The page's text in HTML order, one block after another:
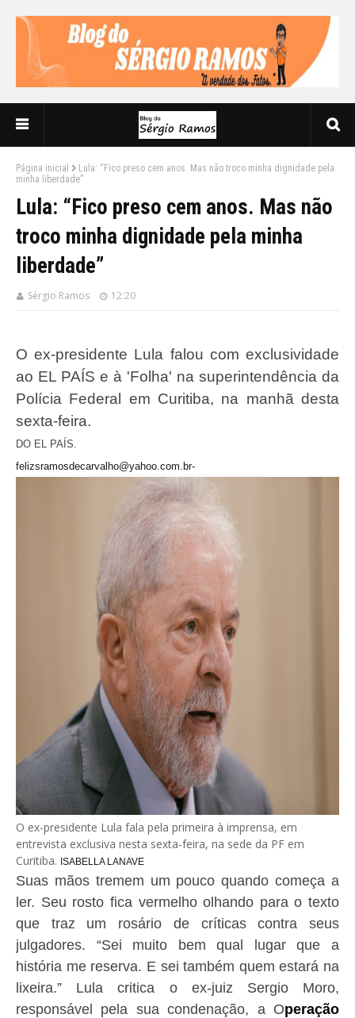
Página inicial
Lula: “Fico preso cem anos. Mas não troco minha dignidade pela
minha liberdade”
Lula: “Fico preso cem anos. Mas não
troco minha dignidade pela minha
liberdade”
Sérgio Ramos 12:20
O ex-presidente Lula falou com exclusividade
ao EL PAÍS e à 'Folha' na superintendência da
Polícia Federal em Curitiba, na manhã desta
sexta-feira.
DO EL PAÍS.
felizsramosdecarvalho@yahoo.com.br-
O ex-presidente Lula fala pela primeira à imprensa, em
entrevista exclusiva nesta sexta-feira, na sede da PF em
Curitiba. ISABELLA LANAVE
Suas mãos tremem um pouco quando começa a
ler. Seu rosto fica vermelho olhando para o texto
que traz um rosário de críticas contra seus
julgadores. “Sei muito bem qual lugar que a
história me reserva. E sei também quem estará na
lixeira.” Lula critica o ex-juiz Sergio Moro,
responsável pela sua condenação, a Operação